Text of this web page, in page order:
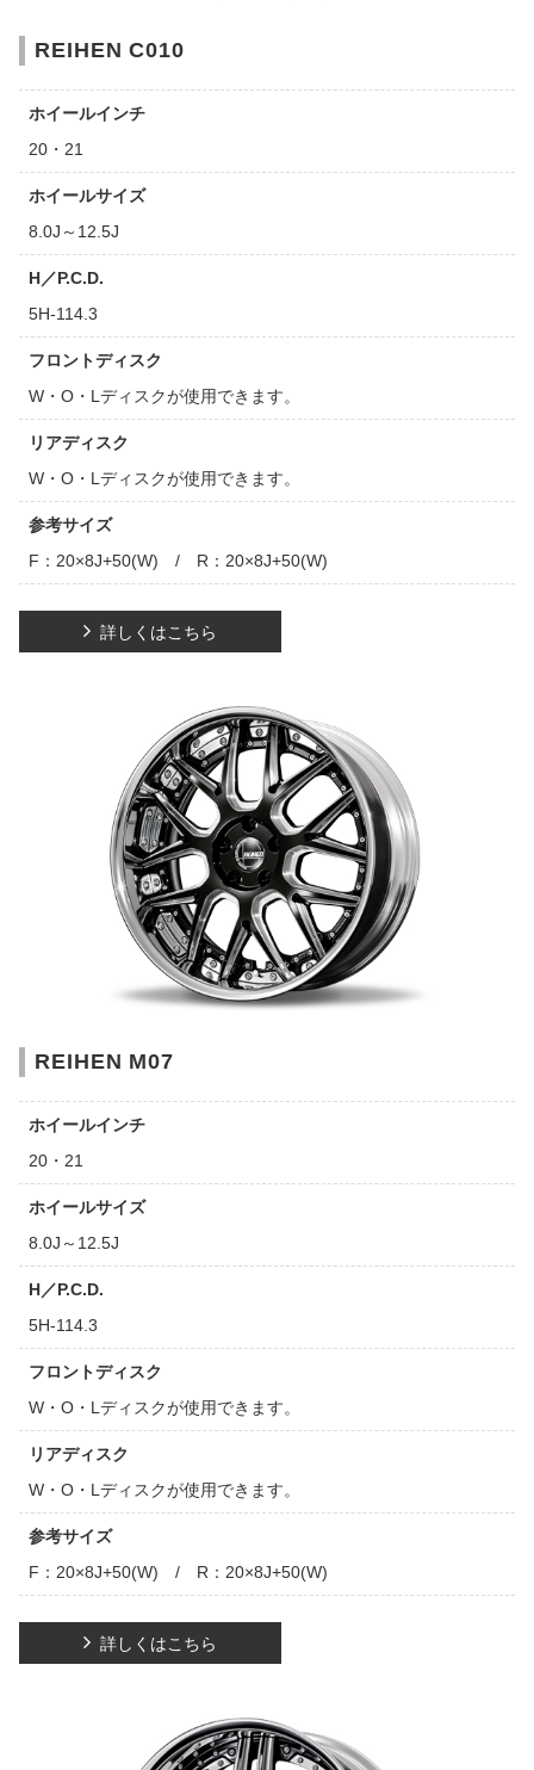
REIHEN C010
ホイールインチ
20・21
ホイールサイズ
8.0J～12.5J
H／P.C.D.
5H-114.3
フロントディスク
W・O・Lディスクが使用できます。
リアディスク
W・O・Lディスクが使用できます。
参考サイズ
F：20×8J+50(W) / R：20×8J+50(W)
詳しくはこちら
REIHEN M07
ホイールインチ
20・21
ホイールサイズ
8.0J～12.5J
H／P.C.D.
5H-114.3
フロントディスク
W・O・Lディスクが使用できます。
リアディスク
W・O・Lディスクが使用できます。
参考サイズ
F：20×8J+50(W) / R：20×8J+50(W)
詳しくはこちら